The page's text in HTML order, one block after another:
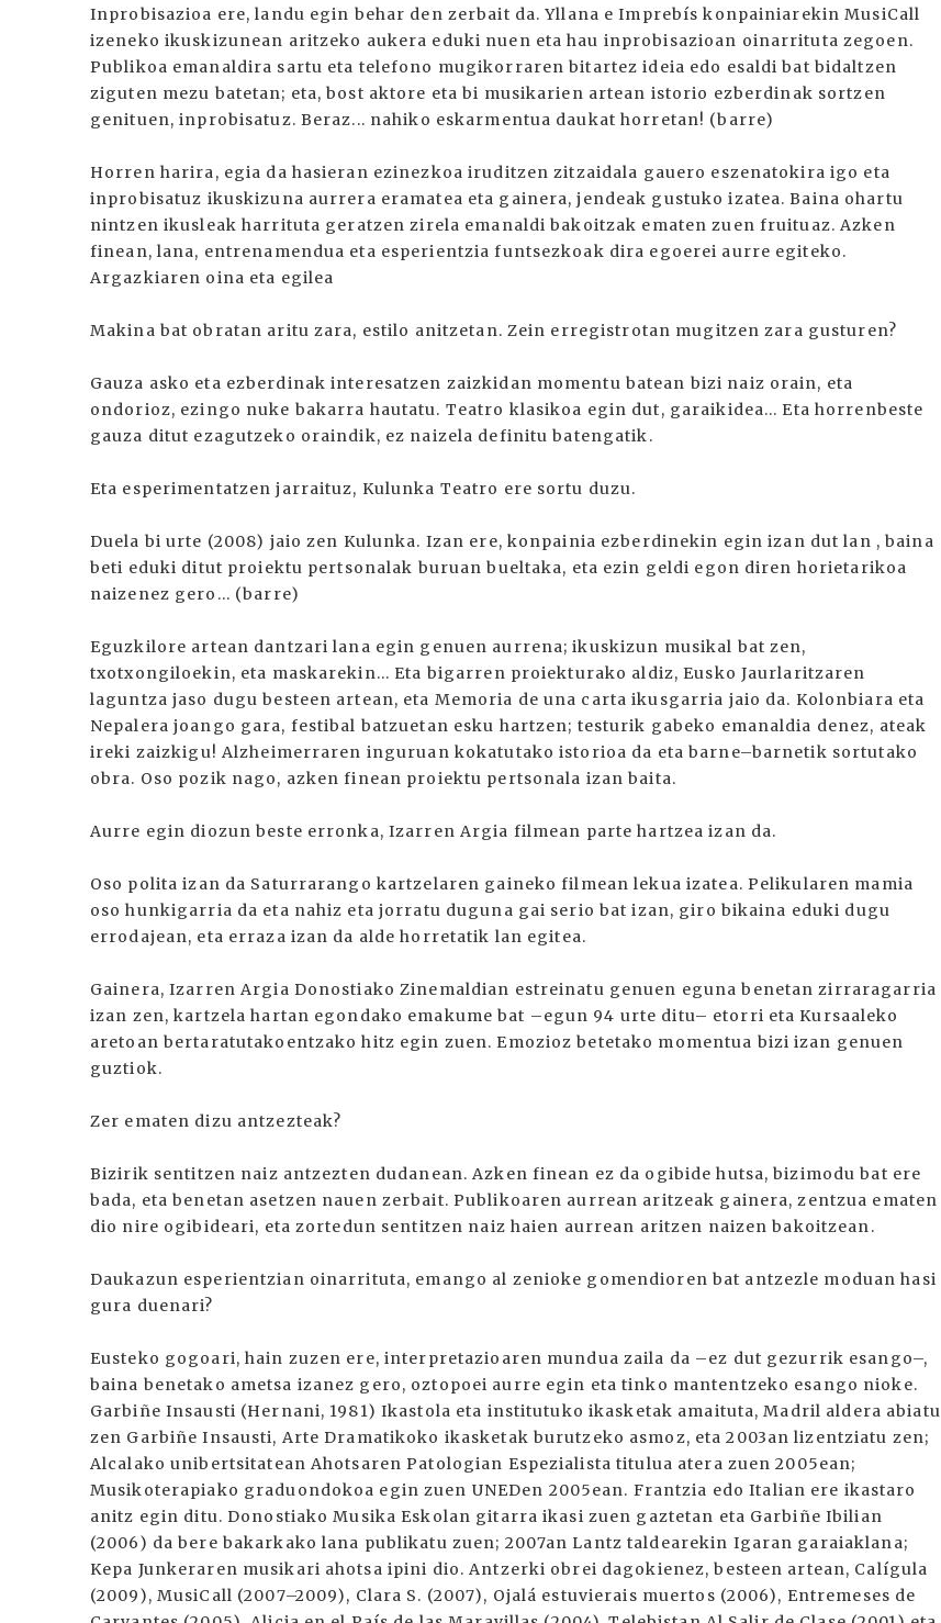
Inprobisazioa ere, landu egin behar den zerbait da. Yllana e Imprebís konpainiarekin MusiCall
izeneko ikuskizunean aritzeko aukera eduki nuen eta hau inprobisazioan oinarrituta zegoen.
Publikoa emanaldira sartu eta telefono mugikorraren bitartez ideia edo esaldi bat bidaltzen
ziguten mezu batetan; eta, bost aktore eta bi musikarien artean istorio ezberdinak sortzen
genituen, inprobisatuz. Beraz... nahiko eskarmentua daukat horretan! (barre)
Horren harira, egia da hasieran ezinezkoa iruditzen zitzaidala gauero eszenatokira igo eta
inprobisatuz ikuskizuna aurrera eramatea eta gainera, jendeak gustuko izatea. Baina ohartu
nintzen ikusleak harrituta geratzen zirela emanaldi bakoitzak ematen zuen fruituaz. Azken
finean, lana, entrenamendua eta esperientzia funtsezkoak dira egoerei aurre egiteko.
Argazkiaren oina eta egilea
Makina bat obratan aritu zara, estilo anitzetan. Zein erregistrotan mugitzen zara gusturen?
Gauza asko eta ezberdinak interesatzen zaizkidan momentu batean bizi naiz orain, eta
ondorioz, ezingo nuke bakarra hautatu. Teatro klasikoa egin dut, garaikidea... Eta horrenbeste
gauza ditut ezagutzeko oraindik, ez naizela definitu batengatik.
Eta esperimentatzen jarraituz, Kulunka Teatro ere sortu duzu.
Duela bi urte (2008) jaio zen Kulunka. Izan ere, konpainia ezberdinekin egin izan dut lan , baina
beti eduki ditut proiektu pertsonalak buruan bueltaka, eta ezin geldi egon diren horietarikoa
naizenez gero... (barre)
Eguzkilore artean dantzari lana egin genuen aurrena; ikuskizun musikal bat zen,
txotxongiloekin, eta maskarekin... Eta bigarren proiekturako aldiz, Eusko Jaurlaritzaren
laguntza jaso dugu besteen artean, eta Memoria de una carta ikusgarria jaio da. Kolonbiara eta
Nepalera joango gara, festibal batzuetan esku hartzen; testurik gabeko emanaldia denez, ateak
ireki zaizkigu! Alzheimerraren inguruan kokatutako istorioa da eta barne–barnetik sortutako
obra. Oso pozik nago, azken finean proiektu pertsonala izan baita.
Aurre egin diozun beste erronka, Izarren Argia filmean parte hartzea izan da.
Oso polita izan da Saturrarango kartzelaren gaineko filmean lekua izatea. Pelikularen mamia
oso hunkigarria da eta nahiz eta jorratu duguna gai serio bat izan, giro bikaina eduki dugu
errodajean, eta erraza izan da alde horretatik lan egitea.
Gainera, Izarren Argia Donostiako Zinemaldian estreinatu genuen eguna benetan zirraragarria
izan zen, kartzela hartan egondako emakume bat –egun 94 urte ditu– etorri eta Kursaaleko
aretoan bertaratutakoentzako hitz egin zuen. Emozioz betetako momentua bizi izan genuen
guztiok.
Zer ematen dizu antzezteak?
Bizirik sentitzen naiz antzezten dudanean. Azken finean ez da ogibide hutsa, bizimodu bat ere
bada, eta benetan asetzen nauen zerbait. Publikoaren aurrean aritzeak gainera, zentzua ematen
dio nire ogibideari, eta zortedun sentitzen naiz haien aurrean aritzen naizen bakoitzean.
Daukazun esperientzian oinarrituta, emango al zenioke gomendioren bat antzezle moduan hasi
gura duenari?
Eusteko gogoari, hain zuzen ere, interpretazioaren mundua zaila da –ez dut gezurrik esango–,
baina benetako ametsa izanez gero, oztopoei aurre egin eta tinko mantentzeko esango nioke.
Garbiñe Insausti (Hernani, 1981) Ikastola eta institutuko ikasketak amaituta, Madril aldera abiatu
zen Garbiñe Insausti, Arte Dramatikoko ikasketak burutzeko asmoz, eta 2003an lizentziatu zen;
Alcalako unibertsitatean Ahotsaren Patologian Espezialista titulua atera zuen 2005ean;
Musikoterapiako graduondokoa egin zuen UNEDen 2005ean. Frantzia edo Italian ere ikastaro
anitz egin ditu. Donostiako Musika Eskolan gitarra ikasi zuen gaztetan eta Garbiñe Ibilian
(2006) da bere bakarkako lana publikatu zuen; 2007an Lantz taldearekin Igaran garaiaklana;
Kepa Junkeraren musikari ahotsa ipini dio. Antzerki obrei dagokienez, besteen artean, Calígula
(2009), MusiCall (2007–2009), Clara S. (2007), Ojalá estuvierais muertos (2006), Entremeses de